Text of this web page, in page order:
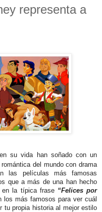
representa a
su vida han soñado con un
del mundo con drama
las películas más famosas
que a más de una han hecho
en la típica frase “Felices por
los más famosos para ver cuál
tu propia historia al mejor estilo